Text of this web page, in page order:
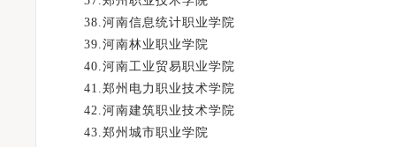
38.河南信息统计职业学院
39.河南林业职业学院
40.河南工业贸易职业学院
41.郑州电力职业技术学院
42.河南建筑职业技术学院
43.郑州城市职业学院